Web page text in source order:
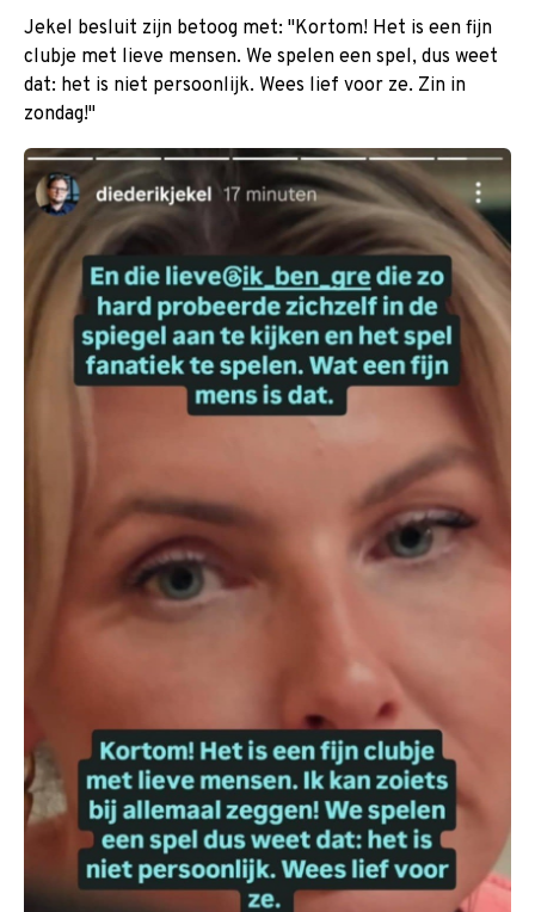
Jekel besluit zijn betoog met: "Kortom! Het is een fijn
clubje met lieve mensen. We spelen een spel, dus weet
dat: het is niet persoonlijk. Wees lief voor ze. Zin in
zondag!"